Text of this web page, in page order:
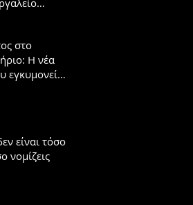
στο
Η νέα
εγκυμονεί
είναι τόσο
νομίζεις